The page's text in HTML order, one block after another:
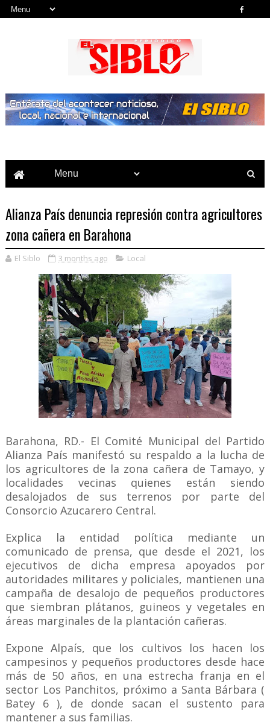
Alianza País denuncia represión contra agricultores
zona cañera en Barahona
El Siblo 3 months ago Local
Barahona, RD.- El Comité Municipal del Partido
Alianza País manifestó su respaldo a la lucha de
los agricultores de la zona cañera de Tamayo, y
localidades vecinas quienes están siendo
desalojados de sus terrenos por parte del
Consorcio Azucarero Central.
Explica la entidad política mediante un
comunicado de prensa, que desde el 2021, los
ejecutivos de dicha empresa apoyados por
autoridades militares y policiales, mantienen una
campaña de desalojo de pequeños productores
que siembran plátanos, guineos y vegetales en
áreas marginales de la plantación cañeras.
Expone Alpaís, que los cultivos los hacen los
campesinos y pequeños productores desde hace
más de 50 años, en una estrecha franja en el
sector Los Panchitos, próximo a Santa Bárbara (
Batey 6 ), de donde sacan el sustento para
mantener a sus familias.